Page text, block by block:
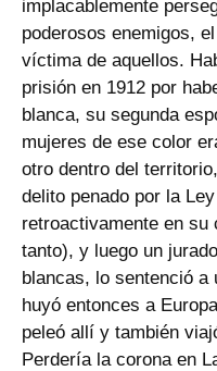
implacablemente
poderosos enemigos,
víctima de aquellos.
prisión en 1912 por
blanca, su segunda
mujeres de ese color
otro dentro del
delito penado por la
retroactivamente en su
tanto), y luego un
blancas, lo sentenció a
huyó entonces a
peleó allí y también
Perdería la corona en